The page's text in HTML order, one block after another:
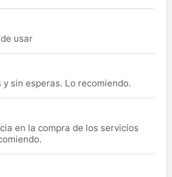
usar
y sin esperas. Lo recomiendo.
en la compra de los servicios